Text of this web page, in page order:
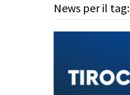
News per il tag: